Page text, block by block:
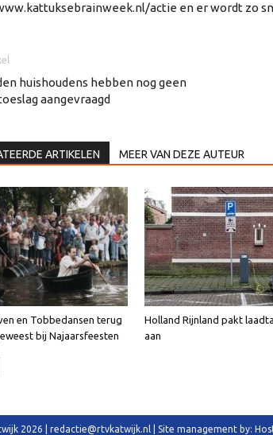
actie en er wordt zo
huishoudens hebben nog geen
aangevraagd
ARTIKELEN MEER VAN DEZE AUTEUR
en Tobbedansen terug
bij Najaarsfeesten
Holland Rijnland pakt
aan
2026 | redactie@rtvkatwijk.nl | Site management by: